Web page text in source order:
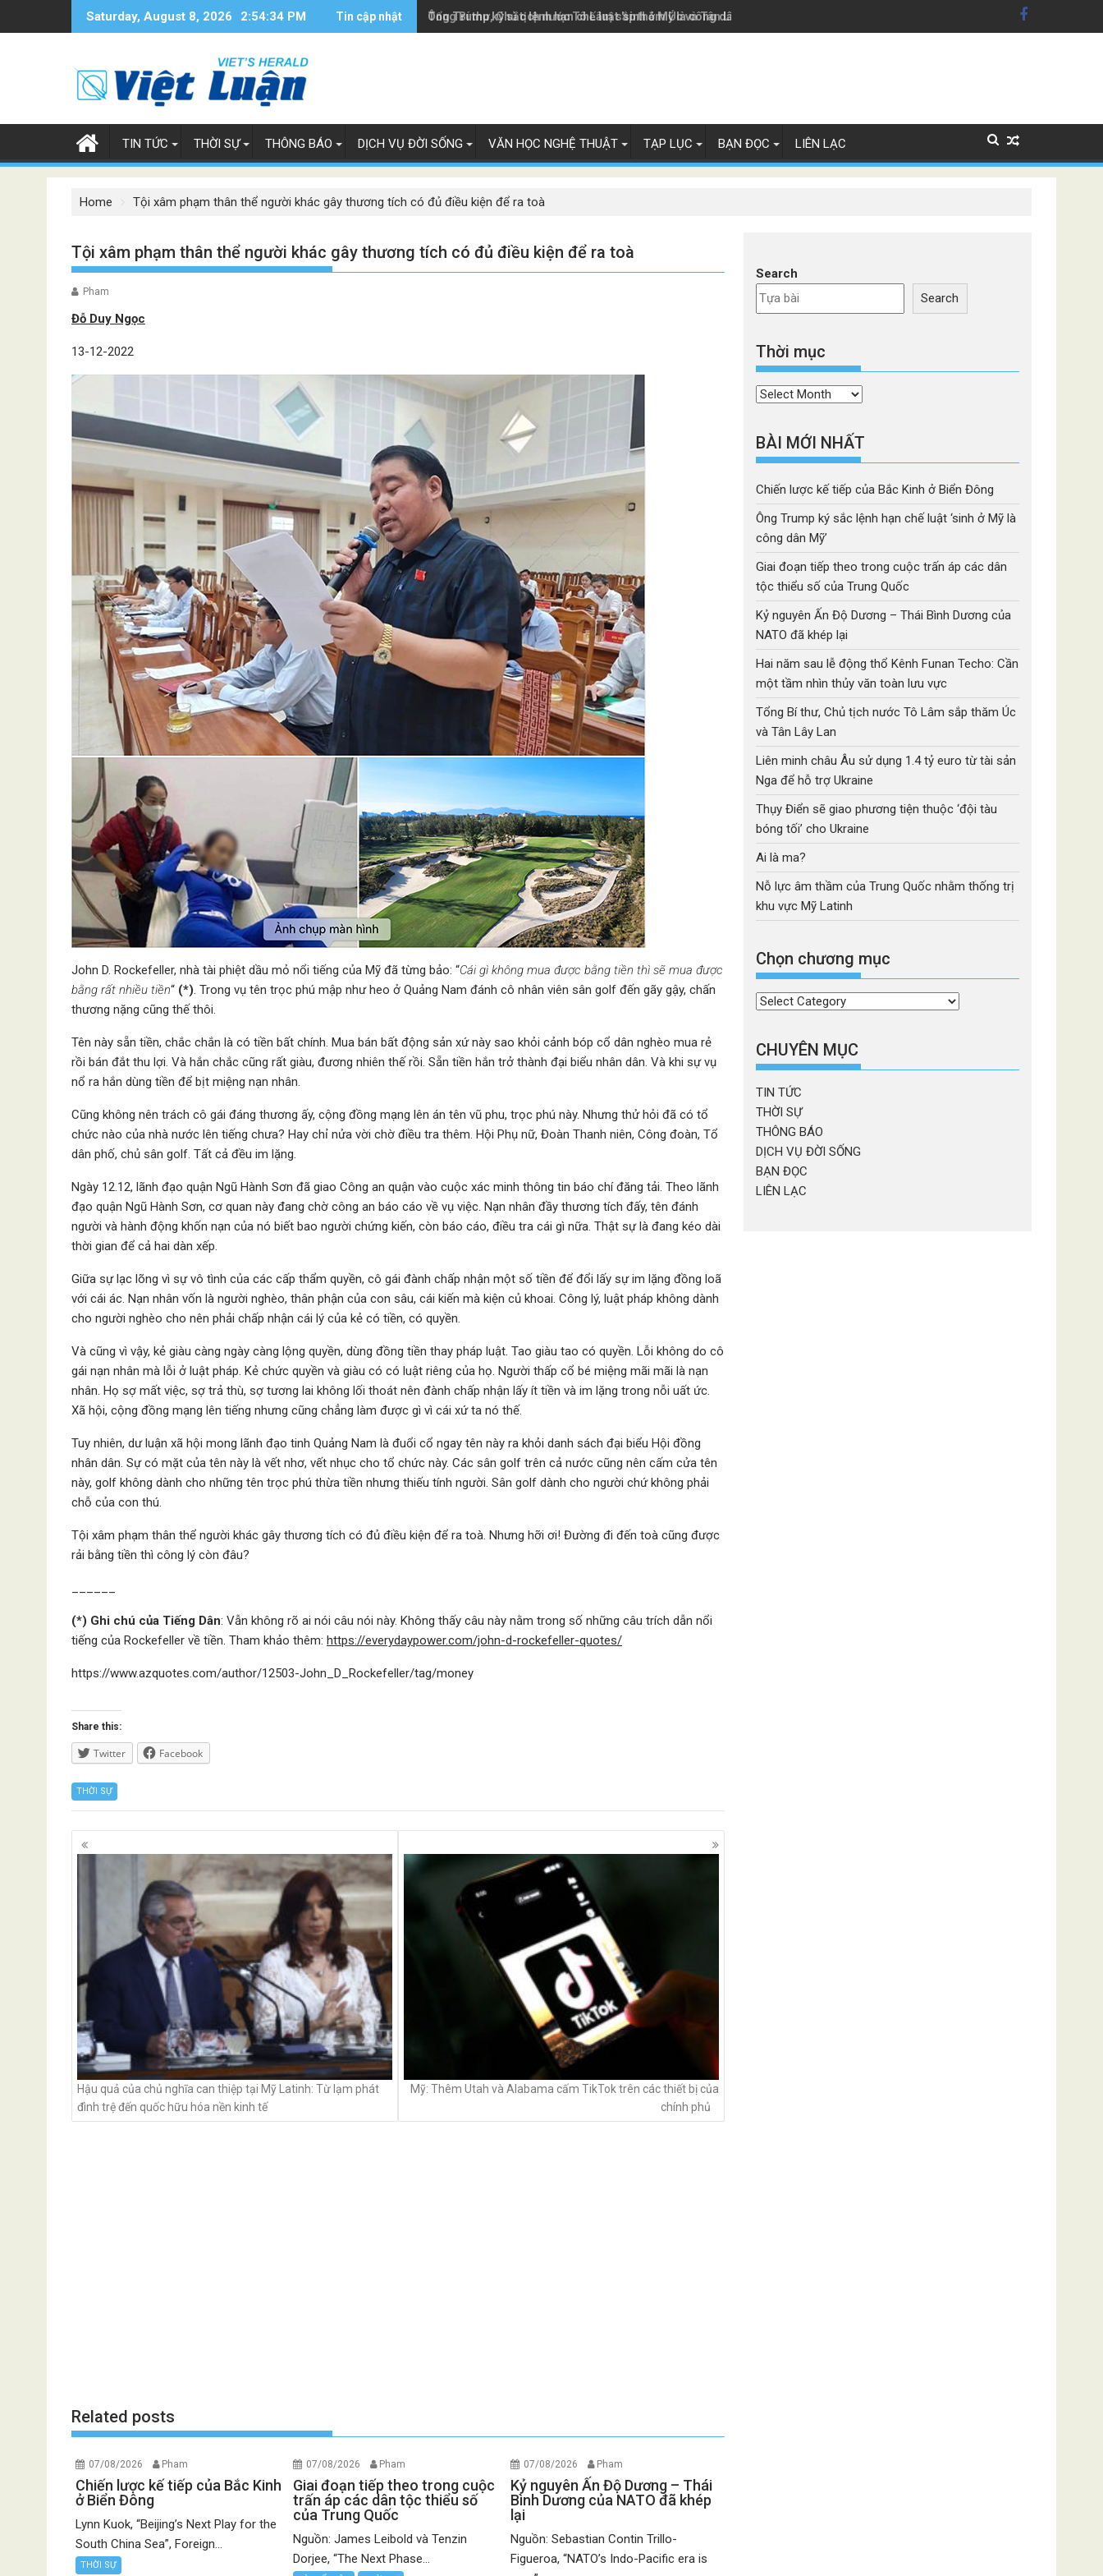
Saturday, August 8, 2026 2:54:35 PM Tin cập nhật Ông Trump ký sắc lệnh hạn chế luật 'sinh ở Mỹ là công dân Mỹ'
Tổng Bí thư, Chủ tịch nước Tô Lâm sắp thăm Úc và Tân Lây Lan
TIN TỨC THỜI SỰ THÔNG BÁO DỊCH VỤ ĐỜI SỐNG VĂN HỌC NGHỆ THUẬT TẠP LỤC BẠN ĐỌC LIÊN LẠC
Home Tội xâm phạm thân thể người khác gây thương tích có đủ điều kiện để ra toà
Tội xâm phạm thân thể người khác gây thương tích có đủ điều kiện để ra toà
Pham
Đỗ Duy Ngọc
13-12-2022
John D. Rockefeller, nhà tài phiệt dầu mỏ nổi tiếng của Mỹ đã từng bảo: “Cái gì không mua được bằng tiền thì sẽ mua được
bằng rất nhiều tiền“ (*). Trong vụ tên trọc phú mập như heo ở Quảng Nam đánh cô nhân viên sân golf đến gãy gậy, chấn
thương nặng cũng thế thôi.
Tên này sẵn tiền, chắc chắn là có tiền bất chính. Mua bán bất động sản xứ này sao khỏi cảnh bóp cổ dân nghèo mua rẻ
rồi bán đắt thu lợi. Và hắn chắc cũng rất giàu, đương nhiên thế rồi. Sẵn tiền hắn trở thành đại biểu nhân dân. Và khi sự vụ
nổ ra hắn dùng tiền để bịt miệng nạn nhân.
Cũng không nên trách cô gái đáng thương ấy, cộng đồng mạng lên án tên vũ phu, trọc phú này. Nhưng thử hỏi đã có tổ
chức nào của nhà nước lên tiếng chưa? Hay chỉ nửa vời chờ điều tra thêm. Hội Phụ nữ, Đoàn Thanh niên, Công đoàn, Tổ
dân phố, chủ sân golf. Tất cả đều im lặng.
Ngày 12.12, lãnh đạo quận Ngũ Hành Sơn đã giao Công an quận vào cuộc xác minh thông tin báo chí đăng tải. Theo lãnh
đạo quận Ngũ Hành Sơn, cơ quan này đang chờ công an báo cáo về vụ việc. Nạn nhân đầy thương tích đấy, tên đánh
người và hành động khốn nạn của nó biết bao người chứng kiến, còn báo cáo, điều tra cái gì nữa. Thật sự là đang kéo dài
thời gian để cả hai dàn xếp.
Giữa sự lạc lõng vì sự vô tình của các cấp thẩm quyền, cô gái đành chấp nhận một số tiền để đổi lấy sự im lặng đồng loã
với cái ác. Nạn nhân vốn là người nghèo, thân phận của con sâu, cái kiến mà kiện củ khoai. Công lý, luật pháp không dành
cho người nghèo cho nên phải chấp nhận cái lý của kẻ có tiền, có quyền.
Và cũng vì vậy, kẻ giàu càng ngày càng lộng quyền, dùng đồng tiền thay pháp luật. Tao giàu tao có quyền. Lỗi không do cô
gái nạn nhân mà lỗi ở luật pháp. Kẻ chức quyền và giàu có có luật riêng của họ. Người thấp cổ bé miệng mãi mãi là nạn
nhân. Họ sợ mất việc, sợ trả thù, sợ tương lai không lối thoát nên đành chấp nhận lấy ít tiền và im lặng trong nỗi uất ức.
Xã hội, cộng đồng mạng lên tiếng nhưng cũng chẳng làm được gì vì cái xứ ta nó thế.
Tuy nhiên, dư luận xã hội mong lãnh đạo tinh Quảng Nam là đuổi cổ ngay tên này ra khỏi danh sách đại biểu Hội đồng
nhân dân. Sự có mặt của tên này là vết nhơ, vết nhục cho tổ chức này. Các sân golf trên cả nước cũng nên cấm cửa tên
này, golf không dành cho những tên trọc phú thừa tiền nhưng thiếu tính người. Sân golf dành cho người chứ không phải
chỗ của con thú.
Tội xâm phạm thân thể người khác gây thương tích có đủ điều kiện để ra toà. Nhưng hỡi ơi! Đường đi đến toà cũng được
rải bằng tiền thì công lý còn đâu?
(*) Ghi chú của Tiếng Dân: Vẫn không rõ ai nói câu nói này. Không thấy câu này nằm trong số những câu trích dẫn nổi
tiếng của Rockefeller về tiền. Tham khảo thêm: https://everydaypower.com/john-d-rockefeller-quotes/
https://www.azquotes.com/author/12503-John_D_Rockefeller/tag/money
Share this:
Twitter Facebook
THỜI SỰ
Posts
navigation
Hậu quả của chủ nghĩa can thiệp tại Mỹ Latinh: Từ lạm phát
đình trệ đến quốc hữu hóa nền kinh tế
Mỹ: Thêm Utah và Alabama cấm TikTok trên các thiết bị của
chính phủ
Related posts
07/08/2026 Pham
Chiến lược kế tiếp của Bắc Kinh
ở Biển Đông
Lynn Kuok, “Beijing’s Next Play for the
South China Sea”, Foreign...
THỜI SỰ
07/08/2026 Pham
Giai đoạn tiếp theo trong cuộc
trấn áp các dân tộc thiểu số
của Trung Quốc
Nguồn: James Leibold và Tenzin
Dorjee, “The Next Phase...
07/08/2026 Pham
Kỷ nguyên Ấn Độ Dương – Thái
Bình Dương của NATO đã khép
lại
Nguồn: Sebastian Contin Trillo-
Figueroa, “NATO’s Indo-Pacific era is
Search
Search
Thời mục
Thời
BÀI MỚI NHẤT
Chiến lược kế tiếp của Bắc Kinh ở Biển Đông
Ông Trump ký sắc lệnh hạn chế luật ‘sinh ở Mỹ là
công dân Mỹ’
Giai đoạn tiếp theo trong cuộc trấn áp các dân
tộc thiểu số của Trung Quốc
Kỷ nguyên Ấn Độ Dương – Thái Bình Dương của
NATO đã khép lại
Hai năm sau lễ động thổ Kênh Funan Techo: Cần
một tầm nhìn thủy văn toàn lưu vực
Tổng Bí thư, Chủ tịch nước Tô Lâm sắp thăm Úc
và Tân Lây Lan
Liên minh châu Âu sử dụng 1.4 tỷ euro từ tài sản
Nga để hỗ trợ Ukraine
Thụy Điển sẽ giao phương tiện thuộc ‘đội tàu
bóng tối’ cho Ukraine
Ai là ma?
Nỗ lực âm thầm của Trung Quốc nhằm thống trị
khu vực Mỹ Latinh
Chọn chương mục
Chọn
mục
CHUYÊN MỤC
TIN TỨC
THỜI SỰ
THÔNG BÁO
DỊCH VỤ ĐỜI SỐNG
BẠN ĐỌC
LIÊN LẠC